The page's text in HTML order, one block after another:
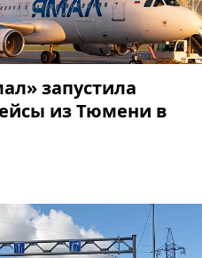
запустила
из Тюмени в